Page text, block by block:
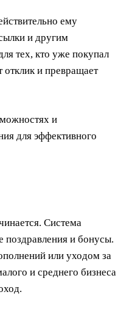
ему
и другим
тех, кто уже покупал
и превращает
и
для эффективного
Система
поздравления и бонусы.
или уходом за
и среднего бизнеса